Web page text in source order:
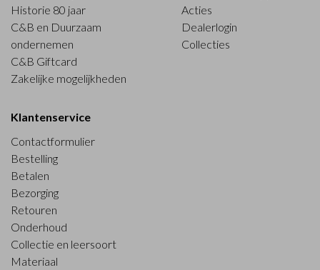
Historie 80 jaar
C&B en Duurzaam
ondernemen
C&B Giftcard
Zakelijke mogelijkheden
Acties
Dealerlogin
Collecties
Klantenservice
Contactformulier
Bestelling
Betalen
Bezorging
Retouren
Onderhoud
Collectie en leersoort
Materiaal